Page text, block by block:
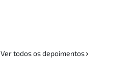
Ver todos os depoimentos